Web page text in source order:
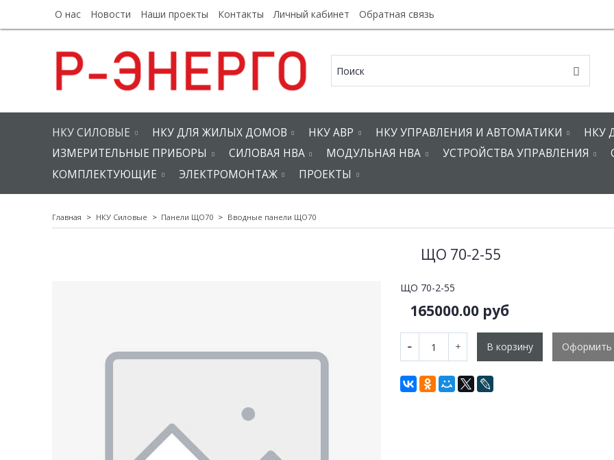
О нас Новости Наши проекты Контакты Личный кабинет Обратная связь
НКУ СИЛОВЫЕ НКУ ДЛЯ ЖИЛЫХ ДОМОВ НКУ АВР НКУ УПРАВЛЕНИЯ И АВТОМАТИКИ
НКУ
ИЗМЕРИТЕЛЬНЫЕ ПРИБОРЫ
СИЛОВАЯ НВА МОДУЛЬНАЯ НВА УСТРОЙСТВА УПРАВЛЕНИЯ
КОМПЛЕКТУЮЩИЕ
ЭЛЕКТРОМОНТАЖ ПРОЕКТЫ
Главная НКУ Силовые Панели ЩО70 Вводные панели ЩО70
ЩО 70-2-55
ЩО 70-2-55
165000.00 руб
В корзину Оформить